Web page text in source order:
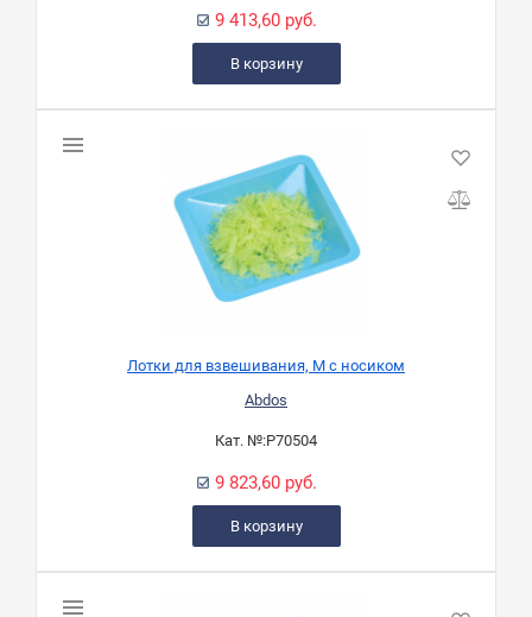
9 413,60 руб.
В корзину
Лотки для взвешивания, М с носиком
Abdos
Кат. №:P70504
9 823,60 руб.
В корзину